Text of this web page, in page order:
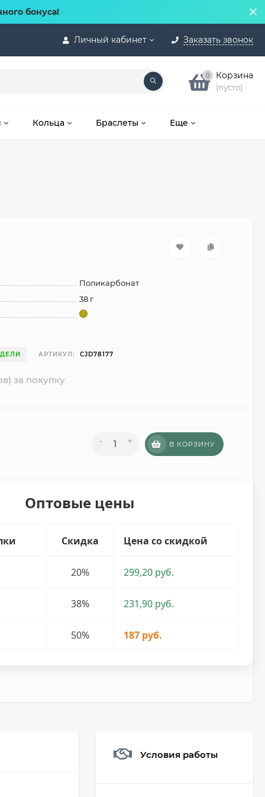
бонуса!
Личный кабинет Заказать звонок
0 Корзина
(пусто)
Кольца Браслеты Еще
Поликарбонат
38 г
АРТИКУЛ: CJD78177
за покупку
- + В КОРЗИНУ
Оптовые цены
Скидка Цена со скидкой
20% 299,20 руб.
38% 231,90 руб.
50% 187 руб.
Условия работы